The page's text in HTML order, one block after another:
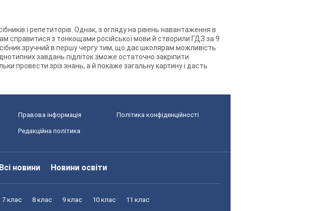
і репетиторів. Однак, з огляду на рівень навантаження в
справитися з тонкощами російської мови й створили ГДЗ за 9
зручний в першу чергу тим, що дає школярам можливість
завдань підліток зможе остаточно закріпити
провести зріз знань, а й покаже загальну картину і дасть
Правова інформація Політика конфіденційності
Редакційна політика
Всі новини Новини освіти
7 клас 8 клас 9 клас 10 клас 11 клас